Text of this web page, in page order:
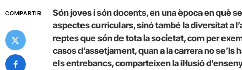
COMPARTIR
Són joves i són docents, en una època en què
aspectes curriculars, sinó també la diversitat a
reptes que són de tota la societat, com per
casos d’assetjament, quan a la carrera no
els entrebancs, comparteixen la il·lusió